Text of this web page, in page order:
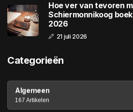
Hoe ver van tevoren
Schiermonnikoog
2026
21 juli 2026
Categorieën
Algemeen
167 Artikelen